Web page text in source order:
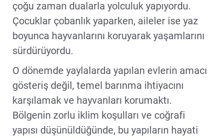
çoğu zaman dualarla yolculuk yapıyordu.
Çocuklar çobanlık yaparken, aileler ise yaz
boyunca hayvanlarını koruyarak yaşamlarını
sürdürüyordu.
O dönemde yaylalarda yapılan evlerin amacı
gösteriş değil, temel barınma ihtiyacını
karşılamak ve hayvanları korumaktı.
Bölgenin zorlu iklim koşulları ve coğrafi
yapısı düşünüldüğünde, bu yapıların hayati